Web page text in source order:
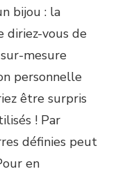
bijou : la
diriez-vous de
mesure
personnelle
être surpris
! Par
définies peut
en